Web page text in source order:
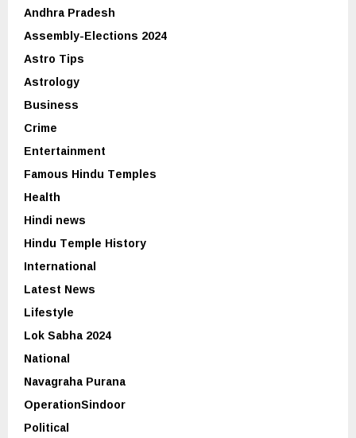
Andhra Pradesh
Assembly-Elections 2024
Astro Tips
Astrology
Business
Crime
Entertainment
Famous Hindu Temples
Health
Hindi news
Hindu Temple History
International
Latest News
Lifestyle
Lok Sabha 2024
National
Navagraha Purana
OperationSindoor
Political